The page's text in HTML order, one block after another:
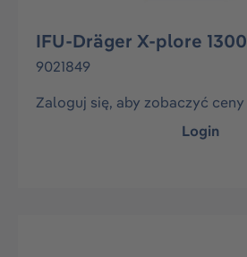
IFU-Dräger X-plore 1300
9021849
Zaloguj się, aby zobaczyć ceny
Login